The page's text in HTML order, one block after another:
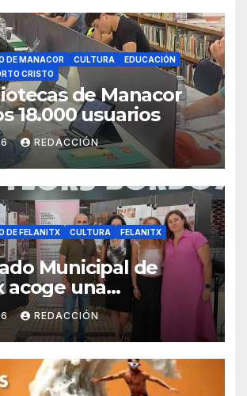
DE MANACOR CULTURA
EDUCACIÓN
CRISTO
de Manacor
18.000 usuarios
REDACCIÓN
DE FELANITX CULTURA
FELANITX
Municipal de
acoge una
con propuestas de
la EASDIB
REDACCIÓN